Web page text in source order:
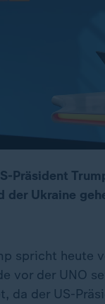
Präsident
der Ukraine
spricht heute
vor der UNO
da der US-